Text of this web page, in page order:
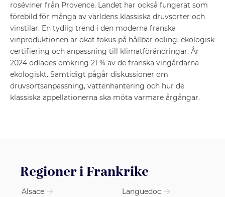
roséviner från Provence. Landet har också fungerat som
förebild för många av världens klassiska druvsorter och
vinstilar. En tydlig trend i den moderna franska
vinproduktionen är ökat fokus på hållbar odling, ekologisk
certifiering och anpassning till klimatförändringar. År
2024 odlades omkring 21 % av de franska vingårdarna
ekologiskt. Samtidigt pågår diskussioner om
druvsortsanpassning, vattenhantering och hur de
klassiska appellationerna ska möta varmare årgångar.
Regioner i Frankrike
Alsace
Languedoc